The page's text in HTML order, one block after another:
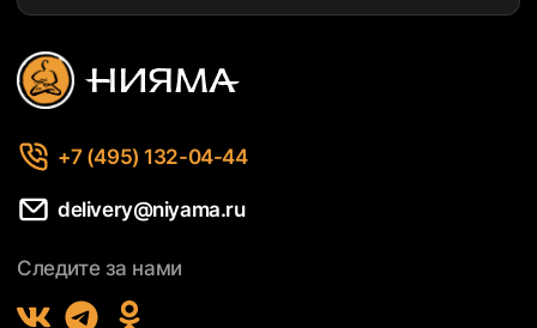
+7 (495) 132-04-44
delivery@niyama.ru
Следите за нами